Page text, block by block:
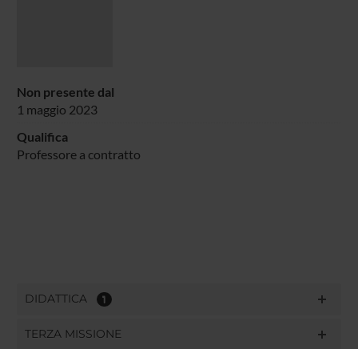
Non presente dal
1 maggio 2023
Qualifica
Professore a contratto
DIDATTICA 1
TERZA MISSIONE